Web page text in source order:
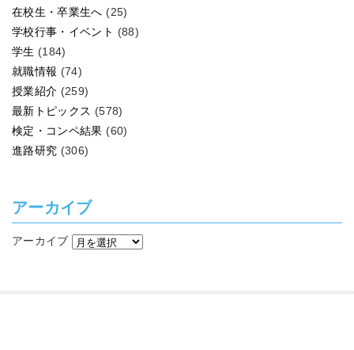
在校生・卒業生へ (25)
学校行事・イベント (88)
学生 (184)
就職情報 (74)
授業紹介 (259)
最新トピックス (578)
検定・コンペ結果 (60)
進路研究 (306)
アーカイブ
アーカイブ